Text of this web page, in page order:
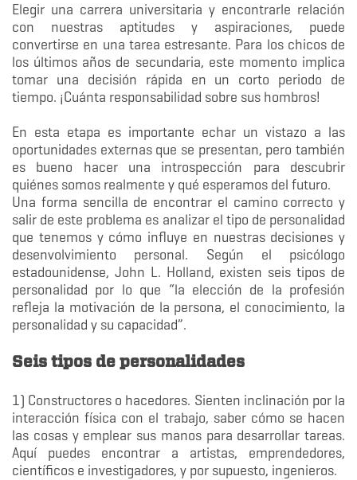
Elegir una carrera universitaria y encontrarle relación
con nuestras aptitudes y aspiraciones, puede
convertirse en una tarea estresante. Para los chicos de
los últimos años de secundaria, este momento implica
tomar una decisión rápida en un corto periodo de
tiempo. ¡Cuánta responsabilidad sobre sus hombros!
En esta etapa es importante echar un vistazo a las
oportunidades externas que se presentan, pero también
es bueno hacer una introspección para descubrir
quiénes somos realmente y qué esperamos del futuro.
Una forma sencilla de encontrar el camino correcto y
salir de este problema es analizar el tipo de personalidad
que tenemos y cómo influye en nuestras decisiones y
desenvolvimiento personal. Según el psicólogo
estadounidense, John L. Holland, existen seis tipos de
personalidad por lo que “la elección de la profesión
refleja la motivación de la persona, el conocimiento, la
personalidad y su capacidad”.
Seis tipos de personalidades
1) Constructores o hacedores. Sienten inclinación por la
interacción física con el trabajo, saber cómo se hacen
las cosas y emplear sus manos para desarrollar tareas.
Aquí puedes encontrar a artistas, emprendedores,
científicos e investigadores, y por supuesto, ingenieros.